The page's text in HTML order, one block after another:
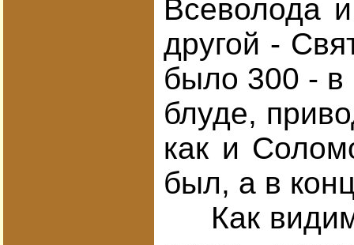
Всеволода
другой -
было 300 - в
блуде,
как и
был, а в
Как видим,